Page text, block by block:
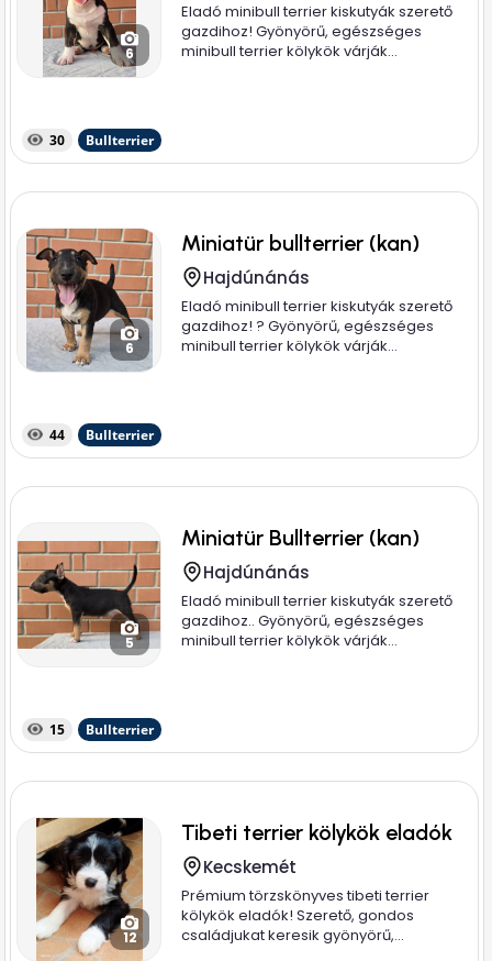
6
Eladó minibull terrier kiskutyák szerető
gazdihoz! Gyönyörű, egészséges
minibull terrier kölykök várják...
30 Bullterrier
6
Miniatür bullterrier (kan)
Hajdúnánás
Eladó minibull terrier kiskutyák szerető
gazdihoz! ? Gyönyörű, egészséges
minibull terrier kölykök várják...
44 Bullterrier
5
Miniatür Bullterrier (kan)
Hajdúnánás
Eladó minibull terrier kiskutyák szerető
gazdihoz.. Gyönyörű, egészséges
minibull terrier kölykök várják...
15 Bullterrier
12
Tibeti terrier kölykök eladók
Kecskemét
Prémium törzskönyves tibeti terrier
kölykök eladók! Szerető, gondos
családjukat keresik gyönyörű,...